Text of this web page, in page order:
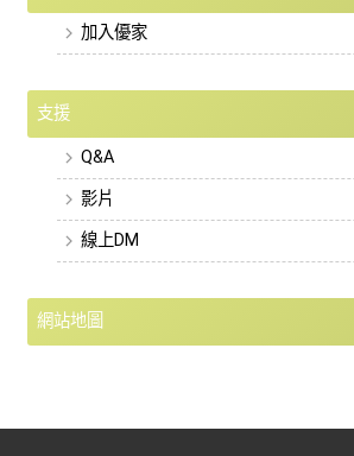
加入優家
支援
Q&A
影片
線上DM
網站地圖